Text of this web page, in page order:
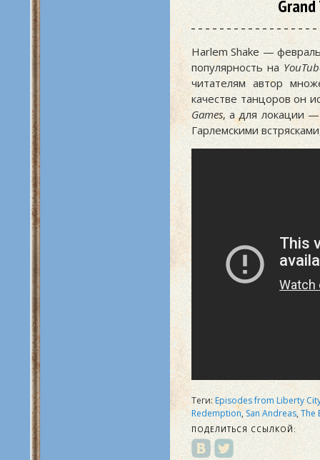
Harlem Shake —
популярность на
читателям автор
качестве танцоров он
Games, а для локации
Гарлемскими
Теги: Episodes from Liberty
Redemption,San Andreas,The
ПОДЕЛИТЬСЯ ССЫЛКОЙ: